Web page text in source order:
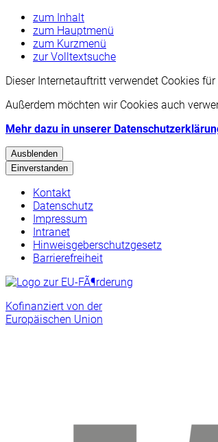
zum Inhalt
zum Hauptmenü
zum Kurzmenü
zur Volltextsuche
Dieser Internetauftritt verwendet Cookies
Außerdem möchten wir Cookies auch
Mehr dazu in unserer
Ausblenden
Einverstanden
Kontakt
Datenschutz
Impressum
Intranet
Hinweisgeberschutzgesetz
Barrierefreiheit
Kofinanziert von der
Europäischen Union